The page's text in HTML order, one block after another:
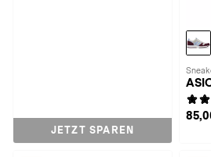
JETZT SPAREN